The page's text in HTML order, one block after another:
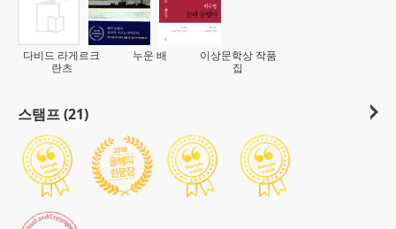
다비드 라게르크
란츠
누운 배
이상문학상 작품
집
스탬프 (21)